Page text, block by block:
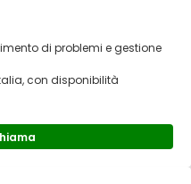
di problemi e gestione
con disponibilità